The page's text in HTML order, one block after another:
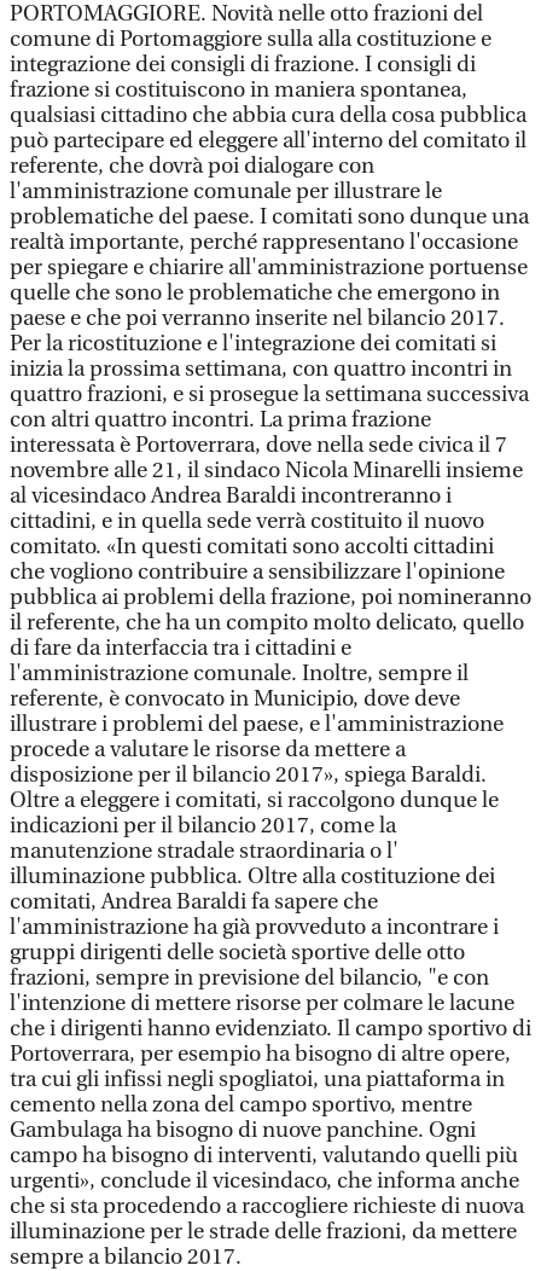
PORTOMAGGIORE. Novità nelle otto frazioni del
comune di Portomaggiore sulla alla costituzione e
integrazione dei consigli di frazione. I consigli di
frazione si costituiscono in maniera spontanea,
qualsiasi cittadino che abbia cura della cosa pubblica
può partecipare ed eleggere all'interno del comitato il
referente, che dovrà poi dialogare con
l'amministrazione comunale per illustrare le
problematiche del paese. I comitati sono dunque una
realtà importante, perché rappresentano l'occasione
per spiegare e chiarire all'amministrazione portuense
quelle che sono le problematiche che emergono in
paese e che poi verranno inserite nel bilancio 2017.
Per la ricostituzione e l'integrazione dei comitati si
inizia la prossima settimana, con quattro incontri in
quattro frazioni, e si prosegue la settimana successiva
con altri quattro incontri. La prima frazione
interessata è Portoverrara, dove nella sede civica il 7
novembre alle 21, il sindaco Nicola Minarelli insieme
al vicesindaco Andrea Baraldi incontreranno i
cittadini, e in quella sede verrà costituito il nuovo
comitato. «In questi comitati sono accolti cittadini
che vogliono contribuire a sensibilizzare l'opinione
pubblica ai problemi della frazione, poi nomineranno
il referente, che ha un compito molto delicato, quello
di fare da interfaccia tra i cittadini e
l'amministrazione comunale. Inoltre, sempre il
referente, è convocato in Municipio, dove deve
illustrare i problemi del paese, e l'amministrazione
procede a valutare le risorse da mettere a
disposizione per il bilancio 2017», spiega Baraldi.
Oltre a eleggere i comitati, si raccolgono dunque le
indicazioni per il bilancio 2017, come la
manutenzione stradale straordinaria o l'
illuminazione pubblica. Oltre alla costituzione dei
comitati, Andrea Baraldi fa sapere che
l'amministrazione ha già provveduto a incontrare i
gruppi dirigenti delle società sportive delle otto
frazioni, sempre in previsione del bilancio, "e con
l'intenzione di mettere risorse per colmare le lacune
che i dirigenti hanno evidenziato. Il campo sportivo di
Portoverrara, per esempio ha bisogno di altre opere,
tra cui gli infissi negli spogliatoi, una piattaforma in
cemento nella zona del campo sportivo, mentre
Gambulaga ha bisogno di nuove panchine. Ogni
campo ha bisogno di interventi, valutando quelli più
urgenti», conclude il vicesindaco, che informa anche
che si sta procedendo a raccogliere richieste di nuova
illuminazione per le strade delle frazioni, da mettere
sempre a bilancio 2017.